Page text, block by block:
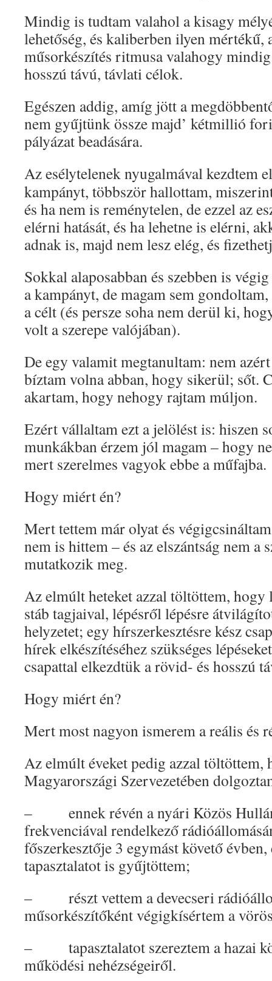
Mindig is tudtam valahol a kisagy
lehetőség, és kaliberben ilyen mértékű,
műsorkészítés ritmusa valahogy
hosszú távú, távlati célok.
Egészen addig, amíg jött a
nem gyűjtünk össze majd’ kétmillió
pályázat beadására.
Az esélytelenek nyugalmával kezdtem
kampányt, többször hallottam,
és ha nem is reménytelen, de ezzel az
elérni hatását, és ha lehetne is elérni,
adnak is, majd nem lesz elég, és
Sokkal alaposabban és szebben is
a kampányt, de magam sem
a célt (és persze soha nem derül ki,
volt a szerepe valójában).
De egy valamit megtanultam: nem
bíztam volna abban, hogy sikerül; sőt.
akartam, hogy nehogy rajtam múljon.
Ezért vállaltam ezt a jelölést is: hiszen
munkákban érzem jól magam – hogy
mert szerelmes vagyok ebbe a műfajba.
Hogy miért én?
Mert tettem már olyat és
nem is hittem – és az elszántság nem a
mutatkozik meg.
Az elmúlt heteket azzal töltöttem, hogy
stáb tagjaival, lépésről lépésre
helyzetet; egy hírszerkesztésre kész
hírek elkészítéséhez szükséges
csapattal elkezdtük a rövid- és hosszú
Hogy miért én?
Mert most nagyon ismerem a reális és
Az elmúlt éveket pedig azzal töltöttem,
Magyarországi Szervezetében
– ennek révén a nyári Közös
frekvenciával rendelkező
főszerkesztője 3 egymást követő
tapasztalatot is gyűjtöttem;
– részt vettem a devecseri
műsorkészítőként végigkísértem a
– tapasztalatot szereztem a hazai
működési nehézségeiről.